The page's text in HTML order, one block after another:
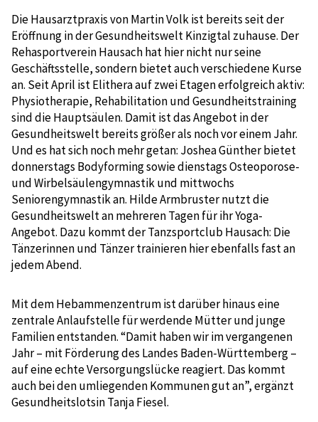
Die Hausarztpraxis von Martin Volk ist bereits seit der
Eröffnung in der Gesundheitswelt Kinzigtal zuhause. Der
Rehasportverein Hausach hat hier nicht nur seine
Geschäftsstelle, sondern bietet auch verschiedene Kurse
an. Seit April ist Elithera auf zwei Etagen erfolgreich aktiv:
Physiotherapie, Rehabilitation und Gesundheitstraining
sind die Hauptsäulen. Damit ist das Angebot in der
Gesundheitswelt bereits größer als noch vor einem Jahr.
Und es hat sich noch mehr getan: Joshea Günther bietet
donnerstags Bodyforming sowie dienstags Osteoporose-
und Wirbelsäulengymnastik und mittwochs
Seniorengymnastik an. Hilde Armbruster nutzt die
Gesundheitswelt an mehreren Tagen für ihr Yoga-
Angebot. Dazu kommt der Tanzsportclub Hausach: Die
Tänzerinnen und Tänzer trainieren hier ebenfalls fast an
jedem Abend.
Mit dem Hebammenzentrum ist darüber hinaus eine
zentrale Anlaufstelle für werdende Mütter und junge
Familien entstanden. “Damit haben wir im vergangenen
Jahr – mit Förderung des Landes Baden-Württemberg –
auf eine echte Versorgungslücke reagiert. Das kommt
auch bei den umliegenden Kommunen gut an”, ergänzt
Gesundheitslotsin Tanja Fiesel.